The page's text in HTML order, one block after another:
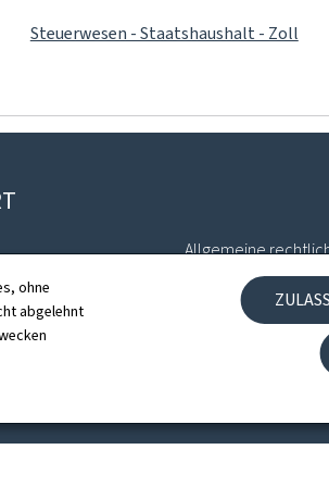
ohne
abgelehnt
Steuerwesen - Staatshaushalt - Zoll
zur Webseite
Allgemeine
Barrierefreiheit
Verwaltung der